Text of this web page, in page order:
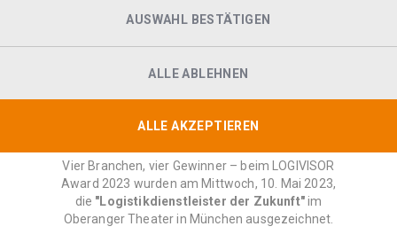
LOGIVISOR Award 2023
Vier Branchen, vier Gewinner – beim LOGIVISOR
Award 2023 wurden am Mittwoch, 10. Mai 2023,
die "Logistikdienstleister der Zukunft"im
Oberanger Theater in München ausgezeichnet.
AUSWAHL BESTÄTIGEN
ALLE ABLEHNEN
ALLE AKZEPTIEREN